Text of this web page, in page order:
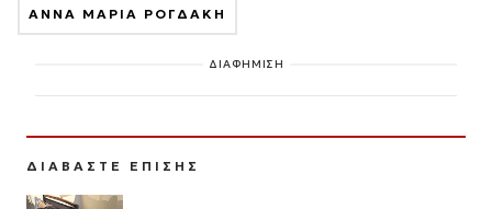
ΑΝΝΑ ΜΑΡΙΑ ΡΟΓΔΑΚΗ
ΔΙΑΦΗΜΙΣΗ
ΔΙΑΒΑΣΤΕ ΕΠΙΣΗΣ